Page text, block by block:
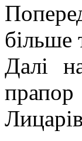
більше
Далі